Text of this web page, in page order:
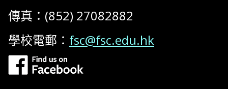
傳真：(852) 27082882
學校電郵： fsc@fsc.edu.hk